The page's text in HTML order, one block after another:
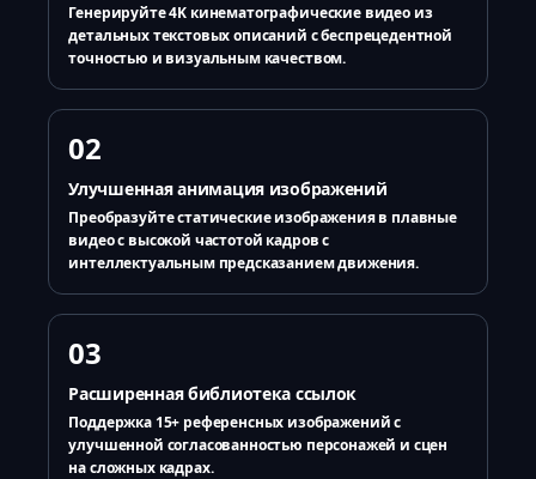
Генерируйте 4K кинематографические видео из
детальных текстовых описаний с беспрецедентной
точностью и визуальным качеством.
02
Улучшенная анимация изображений
Преобразуйте статические изображения в плавные
видео с высокой частотой кадров с
интеллектуальным предсказанием движения.
03
Расширенная библиотека ссылок
Поддержка 15+ референсных изображений с
улучшенной согласованностью персонажей и сцен
на сложных кадрах.